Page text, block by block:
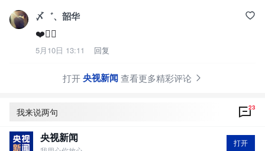
〆゛、韶华
❤️👍🏻
5月10日 13:11 回复
打开央视新闻查看更多精彩评论
我来说两句 23
央视新闻 打开